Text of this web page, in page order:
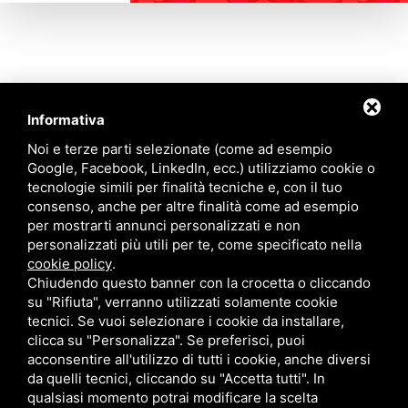
Informativa
Noi e terze parti selezionate (come ad esempio
Google, Facebook, LinkedIn, ecc.) utilizziamo cookie o
tecnologie simili per finalità tecniche e, con il tuo
consenso, anche per altre finalità come ad esempio
per mostrarti annunci personalizzati e non
personalizzati più utili per te, come specificato nella
cookie policy.
Chiudendo questo banner con la crocetta o cliccando
su "Rifiuta", verranno utilizzati solamente cookie
tecnici. Se vuoi selezionare i cookie da installare,
clicca su "Personalizza". Se preferisci, puoi
acconsentire all'utilizzo di tutti i cookie, anche diversi
da quelli tecnici, cliccando su "Accetta tutti". In
qualsiasi momento potrai modificare la scelta
Contattaci
Via Quinto Bucci, 205, 47521 Cesena (FC)
+39 0543 31536
+39 320 6635083
info@amiciziaeamore.it
Links
Chi siamo
Crea il tuo profilo
Franchising
Annunci
Blog
Contatti
Follow Us